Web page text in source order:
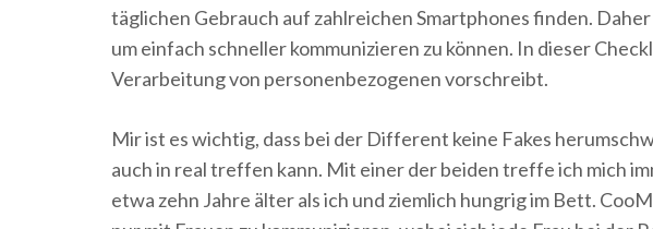
täglichen Gebrauch auf zahlreichen Smartphones finden.
um einfach schneller kommunizieren zu können. In dieser
Verarbeitung von personenbezogenen vorschreibt.
Mir ist es wichtig, dass bei der Different keine Fakes
auch in real treffen kann. Mit einer der beiden treffe ich mich
etwa zehn Jahre älter als ich und ziemlich hungrig im Bett.